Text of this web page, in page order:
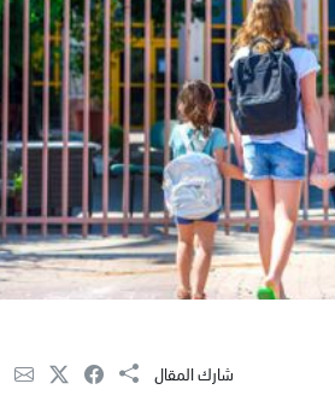
شارك المقال